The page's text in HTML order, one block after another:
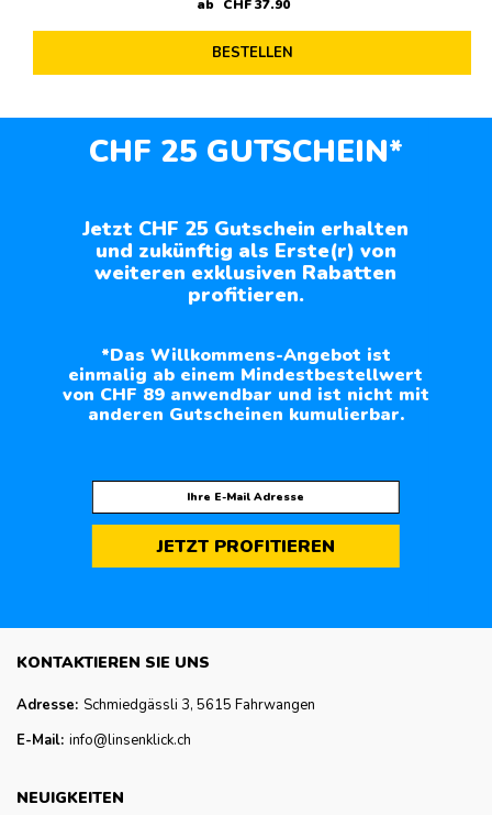
ab CHF37.90
BESTELLEN
CHF 25 GUTSCHEIN*
Jetzt CHF 25 Gutschein erhalten
und zukünftig als Erste(r) von
weiteren exklusiven Rabatten
profitieren.
*Das Willkommens-Angebot ist
einmalig ab einem Mindestbestellwert
von CHF 89 anwendbar und ist nicht mit
anderen Gutscheinen kumulierbar.
JETZT PROFITIEREN
KONTAKTIEREN SIE UNS
Adresse: Schmiedgässli 3, 5615 Fahrwangen
E-Mail: info@linsenklick.ch
NEUIGKEITEN